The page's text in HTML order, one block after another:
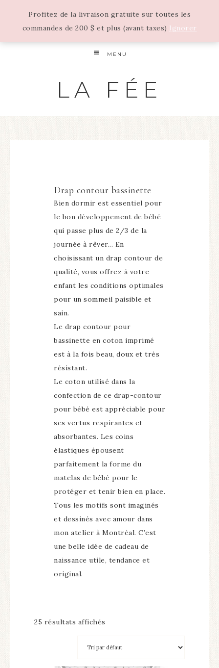
Profitez de la livraison gratuite sur toutes les
commandes de 200 $ et plus (avant taxes) Ignorer
MENU
LA FÉE
Drap contour bassinette
Bien dormir est essentiel pour
le bon développement de bébé
qui passe plus de 2/3 de la
journée à rêver... En
choisissant un drap contour de
qualité, vous offrez à votre
enfant les conditions optimales
pour un sommeil paisible et
sain.
Le drap contour pour
bassinette en coton imprimé
est à la fois beau, doux et très
résistant.
Le coton utilisé dans la
confection de ce drap-contour
pour bébé est appréciable pour
ses vertus respirantes et
absorbantes. Les coins
élastiques épousent
parfaitement la forme du
matelas de bébé pour le
protéger et tenir bien en place.
Tous les motifs sont imaginés
et dessinés avec amour dans
mon atelier à Montréal. C’est
une belle idée de cadeau de
naissance utile, tendance et
original.
25 résultats affichés